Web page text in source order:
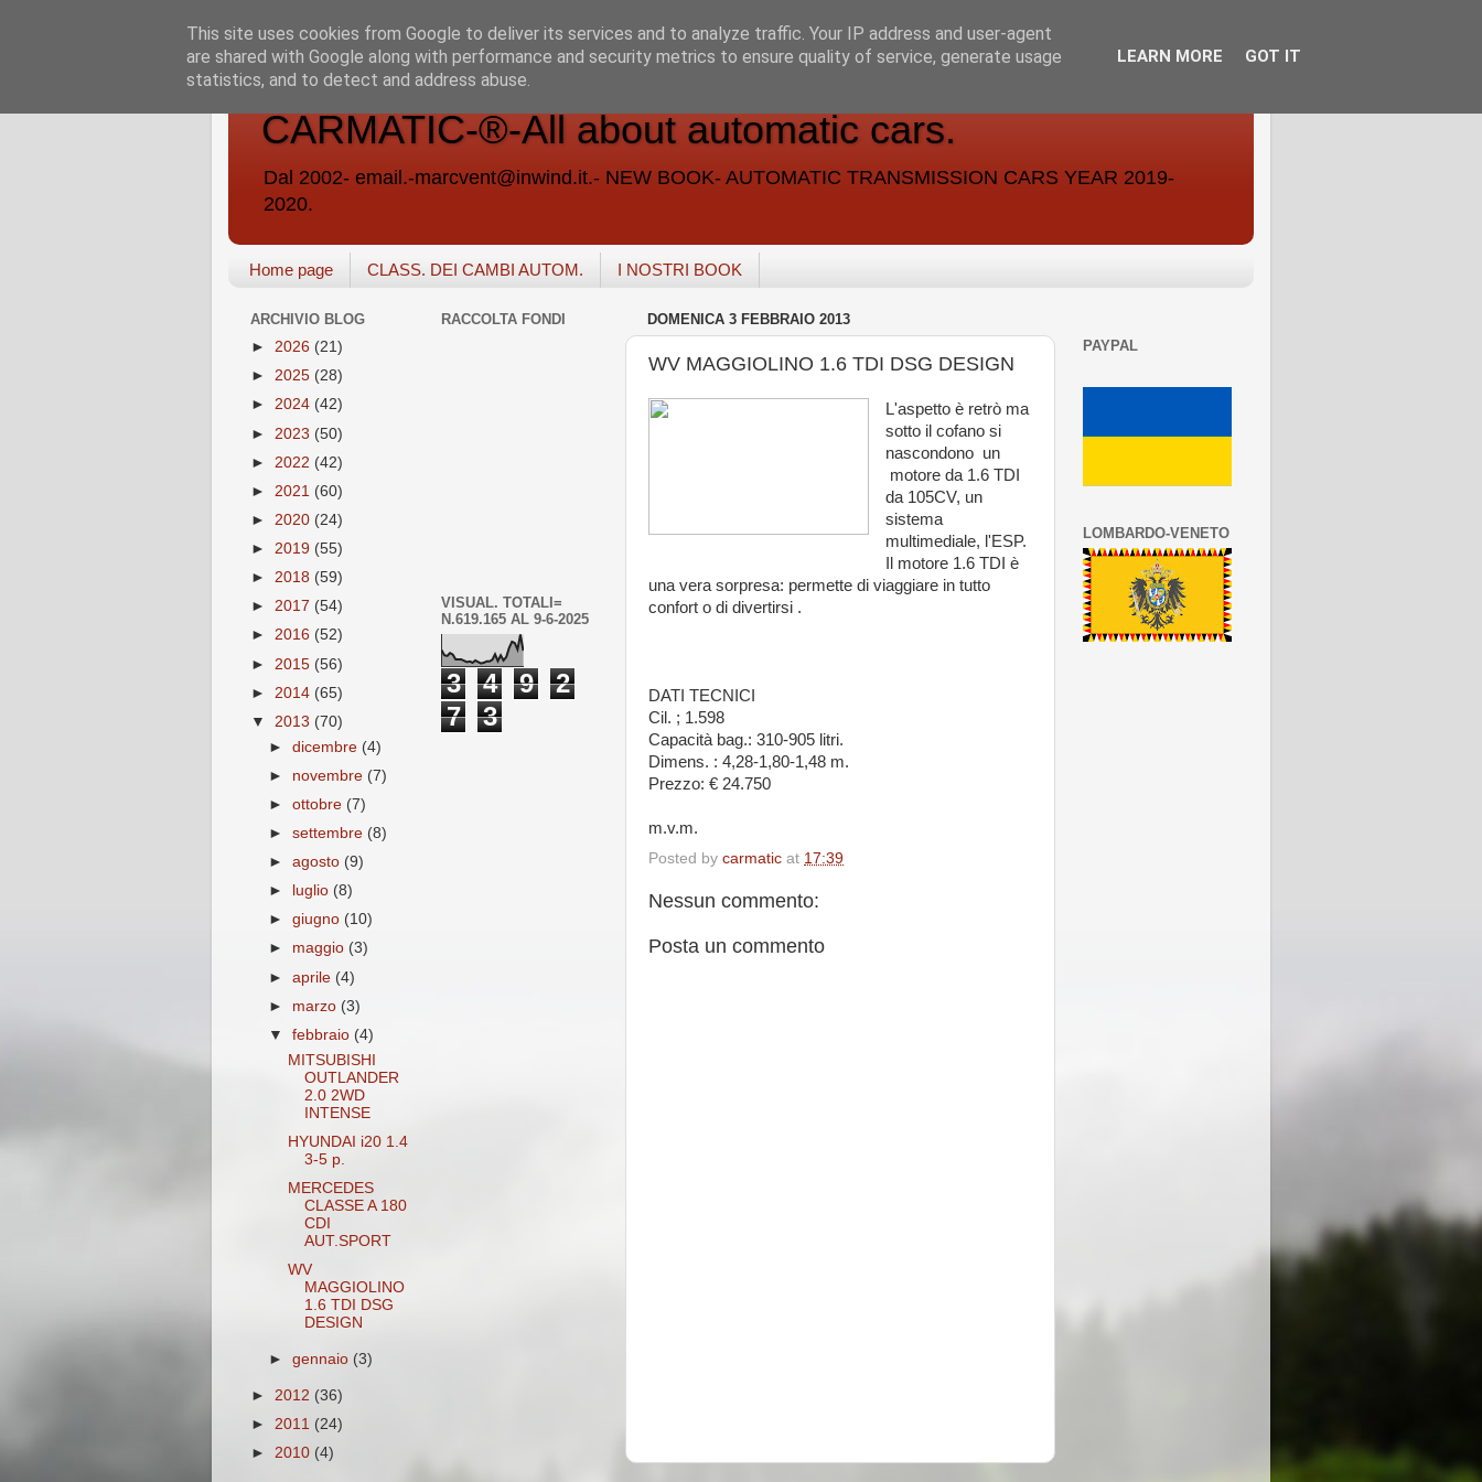
CARMATIC-®-All about automatic cars.
Dal 2002- email.-marcvent@inwind.it.- NEW BOOK- AUTOMATIC TRANSMISSION CARS YEAR 2019-
2020.
Home page CLASS. DEI CAMBI AUTOM. I NOSTRI BOOK
DOMENICA 3 FEBBRAIO 2013
WV MAGGIOLINO 1.6 TDI DSG DESIGN
L'aspetto è retrò ma
sotto il cofano si
nascondono un
motore da 1.6 TDI
da 105CV, un
sistema
multimediale, l'ESP.
Il motore 1.6 TDI è
una vera sorpresa: permette di viaggiare in tutto
confort o di divertirsi .
DATI TECNICI
Cil. ; 1.598
Capacità bag.: 310-905 litri.
Dimens. : 4,28-1,80-1,48 m.
Prezzo: € 24.750
m.v.m.
Posted by carmatic at 17:39
Nessun commento:
Posta un commento
ARCHIVIO BLOG
► 2026 (21)
► 2025 (28)
► 2024 (42)
► 2023 (50)
► 2022 (42)
► 2021 (60)
► 2020 (24)
► 2019 (55)
► 2018 (59)
► 2017 (54)
► 2016 (52)
► 2015 (56)
► 2014 (65)
▼ 2013 (70)
►dicembre (4)
► novembre (7)
►ottobre (7)
►settembre (8)
►agosto (9)
►
luglio (8)
►giugno (10)
► maggio (3)
►aprile (4)
► marzo (3)
▼febbraio (4)
MITSUBISHI
OUTLANDER
2.0 2WD
INTENSE
HYUNDAI i20 1.4
3-5 p.
MERCEDES
CLASSE A 180
CDI
AUT.SPORT
WV
MAGGIOLINO
1.6 TDI DSG
DESIGN
►gennaio (3)
► 2012 (36)
► 2011 (24)
► 2010 (4)
RACCOLTA FONDI
VISUAL. TOTALI=
N.619.165 AL 9-6-2025
3 4 9
2
7
3
PAYPAL
LOMBARDO-VENETO
This site uses cookies from Google to deliver its services and to analyze traffic. Your IP address and user-agent
are shared with Google along with performance and security metrics to ensure quality of service, generate usage
statistics, and to detect and address abuse.
LEARN MORE GOT IT